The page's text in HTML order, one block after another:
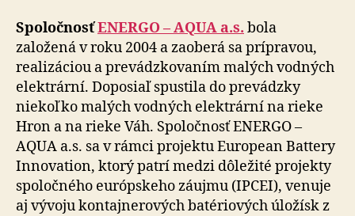
SpoločnosťENERGO – AQUA a.s. bola
založená v roku 2004 a zaoberá sa prípravou,
realizáciou a prevádzkovaním malých vodných
elektrární. Doposiaľ spustila do prevádzky
niekoľko malých vodných elektrární na rieke
Hron a na rieke Váh. Spoločnosť ENERGO –
AQUA a.s. sa v rámci projektu European Battery
Innovation, ktorý patrí medzi dôležité projekty
spoločného európskeho záujmu (IPCEI), venuje
aj vývoju kontajnerových batériových úložísk z